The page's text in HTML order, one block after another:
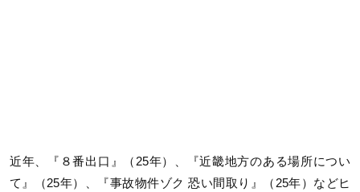
近年、『８番出口』（25年）、『近畿地方のある場所につい
て』（25年）、『事故物件ゾク 恐い間取り』（25年）などヒ